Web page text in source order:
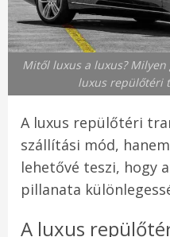
Mitől luxus a luxus?
luxus repülőtéri
A luxus repülőtéri
szállítási mód,
lehetővé teszi, hogy
pillanata
A luxus